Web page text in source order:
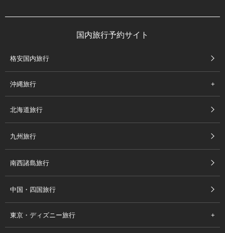
国内旅行予約サイト
格安国内旅行
沖縄旅行
北海道旅行
九州旅行
南西諸島旅行
中国・四国旅行
東京・ディズニー旅行